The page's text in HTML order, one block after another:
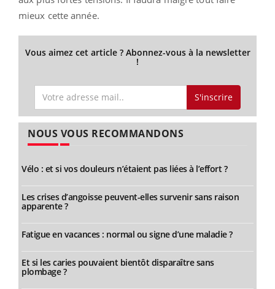
mieux cette année.
Vous aimez cet article ? Abonnez-vous à la newsletter
!
S'inscrire
NOUS VOUS RECOMMANDONS
Vélo : et si vos douleurs n’étaient pas liées à l’effort ?
Les crises d’angoisse peuvent-elles survenir sans raison
apparente ?
Fatigue en vacances : normal ou signe d’une maladie ?
Et si les caries pouvaient bientôt disparaître sans
plombage ?